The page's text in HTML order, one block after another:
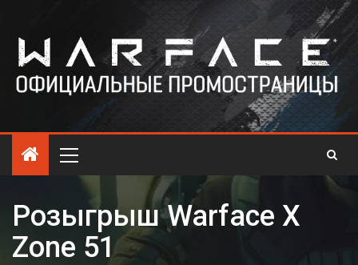
Розыгрыш Warface X
Zone 51